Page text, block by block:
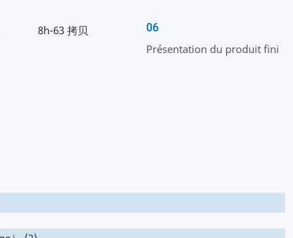
06
Présentation du produit fini